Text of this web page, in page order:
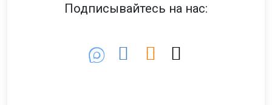
Подписывайтесь на нас: